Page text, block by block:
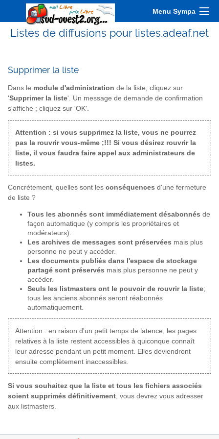
Menu Sympa
Listes de diffusions pour listes.adeaf.net
Supprimer la liste
Dans le module d'administration de la liste, cliquez sur
'Supprimer la liste'. Un message de demande de confirmation
s'affiche ; cliquez sur 'OK'.
Attention : si vous supprimez la liste, vous ne pourrez
pas la rouvrir vous-même ;!!! Si vous désirez rouvrir la
liste, il vous faudra faire appel aux administrateurs de
listes.
Concrètement, quelles sont les conséquences d'une fermeture
de liste ?
Tous les abonnés sont immédiatement désabonnés de
façon automatique (y compris les propriétaires et
modérateurs).
Les archives de messages sont préservées mais plus
personne ne peut y accéder.
Les documents publiés dans l'espace de stockage
partagé sont préservés mais plus personne ne peut y
accéder.
Seuls les listmasters ont le pouvoir de rouvrir la liste;
tous les anciens abonnés seront réabonnés
automatiquement.
Attention : en raison d'un petit temps de latence, les pages
relatives à la liste restent accessibles à quiconque connaît
leur adresse pendant un petit moment. Elles deviendront
ensuite complètement inaccessibles.
Si vous souhaitez que la liste et tous les fichiers associés
soient supprimés définitivement , vous devrez vous adresser
aux listmasters.